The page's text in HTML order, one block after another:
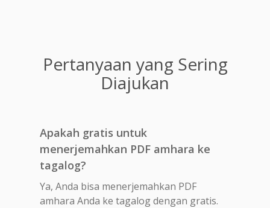
Pertanyaan yang Sering
Diajukan
Apakah gratis untuk
menerjemahkan PDF amhara ke
tagalog?
Ya, Anda bisa menerjemahkan PDF
amhara Anda ke tagalog dengan gratis.